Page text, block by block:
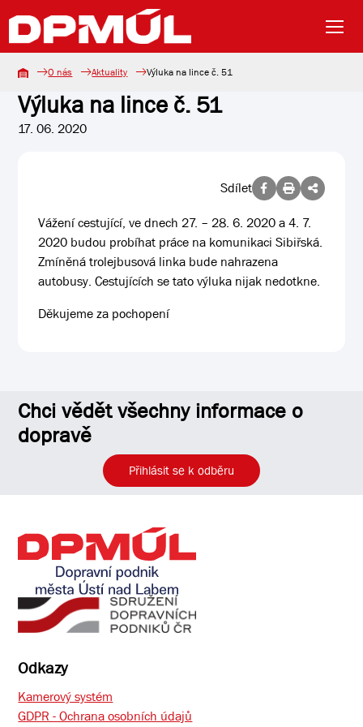
O nás Aktuality Výluka na lince č. 51
Výluka na lince č. 51
17. 06. 2020
Sdílet
Vážení cestující, ve dnech 27. – 28. 6. 2020 a 4. 7.
2020 budou probíhat práce na komunikaci Sibiřská.
Zmíněná trolejbusová linka bude nahrazena
autobusy. Cestujících se tato výluka nijak nedotkne.
Děkujeme za pochopení
Chci vědět všechny informace o
dopravě
Přihlásit se k odběru
Odkazy
Kamerový systém
GDPR - Ochrana osobních údajů